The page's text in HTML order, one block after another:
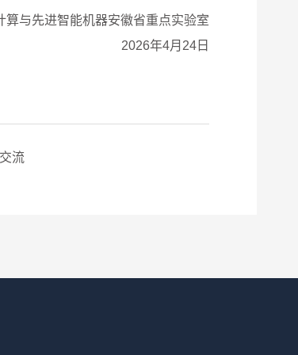
算与先进智能机器安徽省重点实验室
2026年4月24日
流